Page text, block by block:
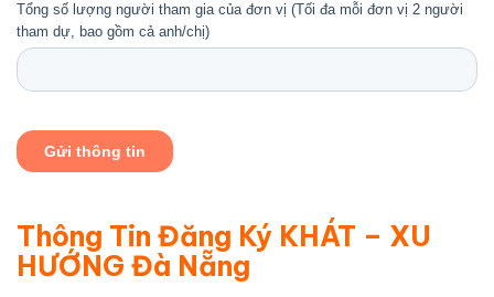
Thông Tin Đăng Ký KHÁT – XU
HƯỚNG Đà Nẵng